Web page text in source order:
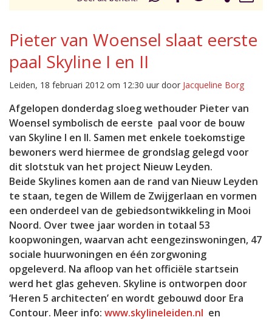
Pieter van Woensel slaat eerste
paal Skyline I en II
Leiden, 18 februari 2012 om 12:30 uur door Jacqueline Borg
Afgelopen donderdag sloeg wethouder Pieter van
Woensel symbolisch de eerste paal voor de bouw
van Skyline I en II. Samen met enkele toekomstige
bewoners werd hiermee de grondslag gelegd voor
dit slotstuk van het project Nieuw Leyden.
Beide Skylines komen aan de rand van Nieuw Leyden
te staan, tegen de Willem de Zwijgerlaan en vormen
een onderdeel van de gebiedsontwikkeling in Mooi
Noord. Over twee jaar worden in totaal 53
koopwoningen, waarvan acht eengezinswoningen, 47
sociale huurwoningen en één zorgwoning
opgeleverd. Na afloop van het officiële startsein
werd het glas geheven. Skyline is ontworpen door
‘Heren 5 architecten’ en wordt gebouwd door Era
Contour. Meer info: www.skylineleiden.nl en